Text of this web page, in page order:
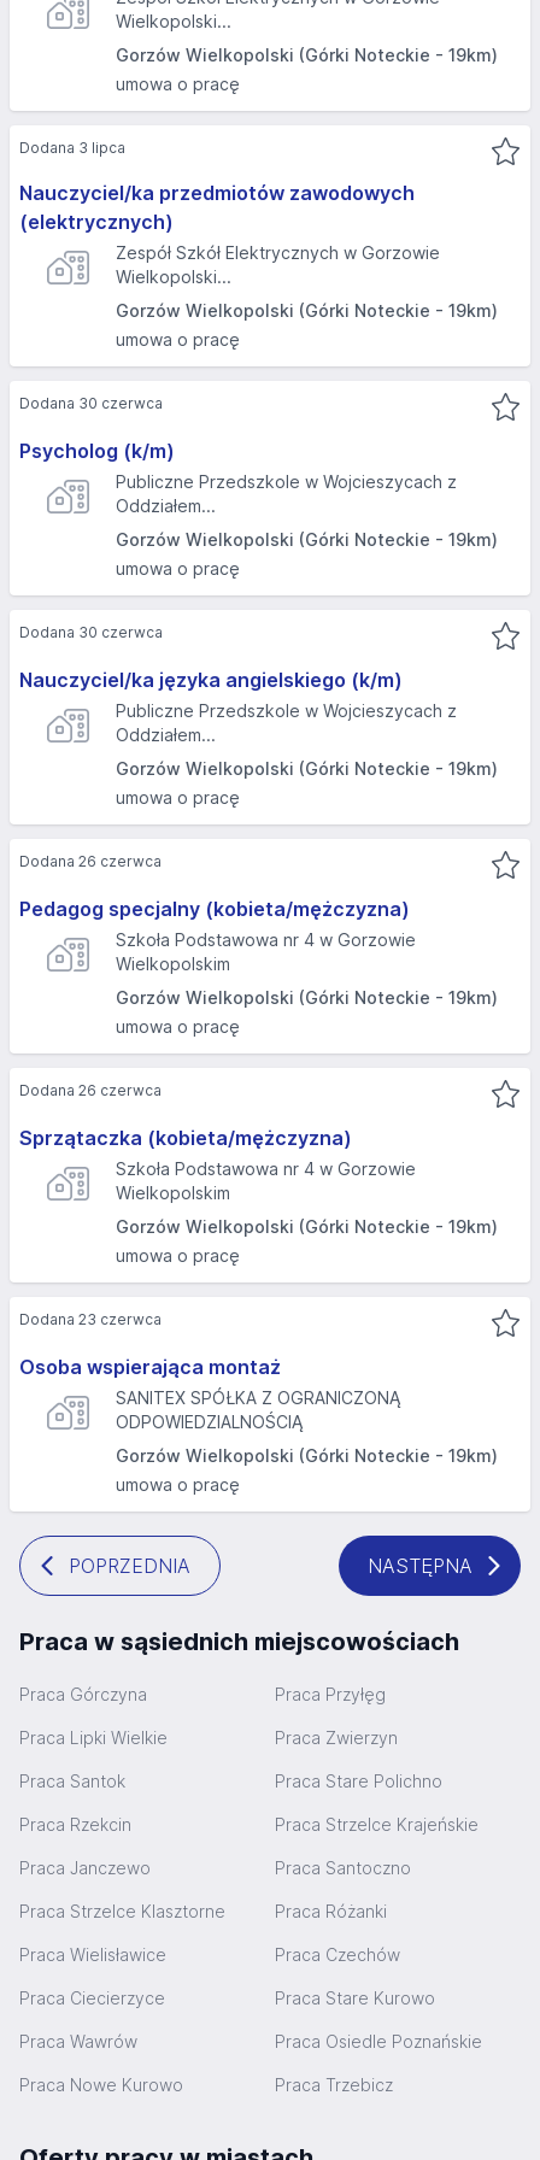
Wielkopolski...
Gorzów Wielkopolski (Górki Noteckie - 19km)
umowa o pracę
Nauczyciel/ka przedmiotów zawodowych
(elektrycznych)
Zespół Szkół Elektrycznych w Gorzowie
Wielkopolski...
Gorzów Wielkopolski (Górki Noteckie - 19km)
umowa o pracę
Dodana 3 lipca
Psycholog (k/m)
Publiczne Przedszkole w Wojcieszycach z
Oddziałem...
Gorzów Wielkopolski (Górki Noteckie - 19km)
umowa o pracę
Dodana 30 czerwca
Nauczyciel/ka języka angielskiego (k/m)
Publiczne Przedszkole w Wojcieszycach z
Oddziałem...
Gorzów Wielkopolski (Górki Noteckie - 19km)
umowa o pracę
Dodana 30 czerwca
Pedagog specjalny (kobieta/mężczyzna)
Szkoła Podstawowa nr 4 w Gorzowie
Wielkopolskim
Gorzów Wielkopolski (Górki Noteckie - 19km)
umowa o pracę
Dodana 26 czerwca
Sprzątaczka (kobieta/mężczyzna)
Szkoła Podstawowa nr 4 w Gorzowie
Wielkopolskim
Gorzów Wielkopolski (Górki Noteckie - 19km)
umowa o pracę
Dodana 26 czerwca
Osoba wspierająca montaż
SANITEX SPÓŁKA Z OGRANICZONĄ
ODPOWIEDZIALNOŚCIĄ
Gorzów Wielkopolski (Górki Noteckie - 19km)
umowa o pracę
Dodana 23 czerwca
POPRZEDNIA NASTĘPNA
Praca w sąsiednich miejscowościach
Praca Górczyna Praca Przyłęg
Praca Lipki Wielkie Praca Zwierzyn
Praca Santok Praca Stare Polichno
Praca Rzekcin Praca Strzelce Krajeńskie
Praca Janczewo Praca Santoczno
Praca Strzelce Klasztorne Praca Różanki
Praca Wielisławice Praca Czechów
Praca Ciecierzyce Praca Stare Kurowo
Praca Wawrów Praca Osiedle Poznańskie
Praca Nowe Kurowo Praca Trzebicz